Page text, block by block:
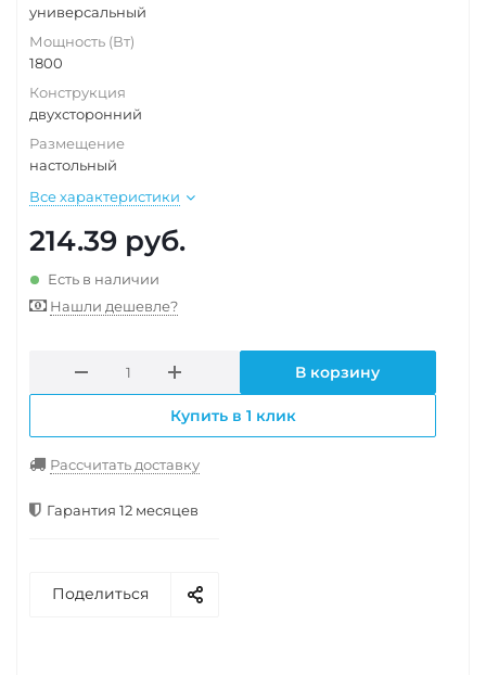
универсальный
Мощность (Вт)
1800
Конструкция
двухсторонний
Размещение
настольный
Все характеристики
214.39 руб.
Есть в наличии
Нашли дешевле?
В корзину
Купить в 1 клик
Рассчитать доставку
Гарантия 12 месяцев
Поделиться